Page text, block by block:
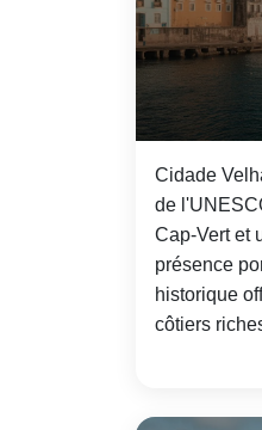
Cidade
de
Cap-Vert et
présence
historique
côtiers